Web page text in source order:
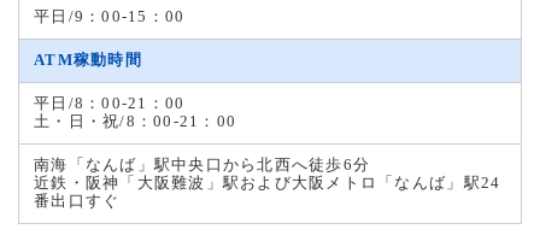
平日/9：00-15：00
ATM稼動時間
平日/8：00-21：00
土・日・祝/8：00-21：00
南海「なんば」駅中央口から北西へ徒歩6分
近鉄・阪神「大阪難波」駅および大阪メトロ「なんば」駅24
番出口すぐ